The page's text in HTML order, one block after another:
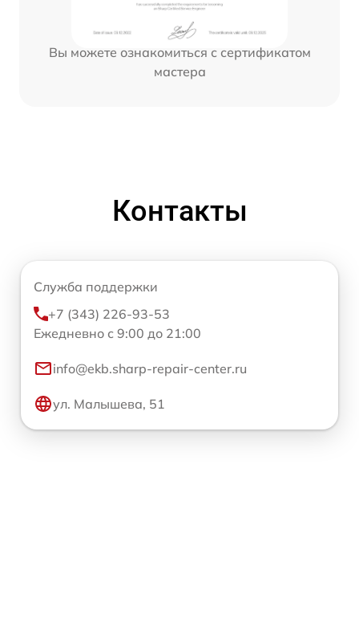
Вы можете ознакомиться с сертификатом
мастера
Контакты
Служба поддержки
+7 (343) 226-93-53
Ежедневно с 9:00 до 21:00
info@ekb.sharp-repair-center.ru
ул. Малышева, 51